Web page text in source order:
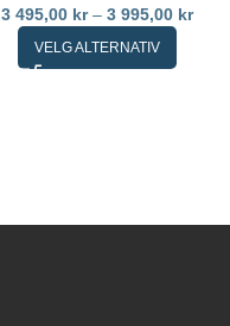
3 495,00 kr – 3 995,00 kr
VELG ALTERNATIV